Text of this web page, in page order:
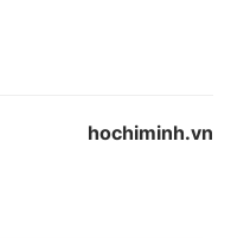
hochiminh.vn